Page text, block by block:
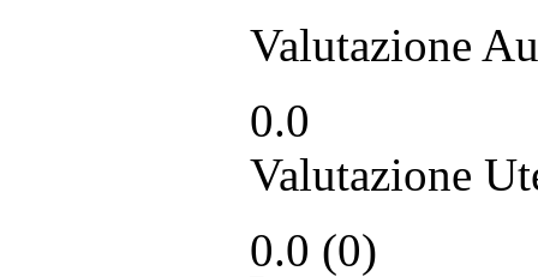
Valutazione
0.0
Valutazione
0.0 (0)